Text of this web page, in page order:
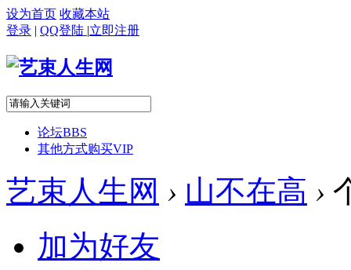
设为首页 收藏本站
登录 | QQ登陆 |立即注册
论坛BBS
其他方式购买VIP
艺束人生网 › 山不在高 ›
加为好友